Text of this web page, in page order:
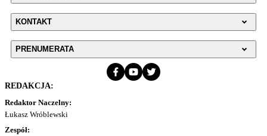
KONTAKT
PRENUMERATA
REDAKCJA:
Redaktor Naczelny:
Łukasz Wróblewski
Zespół: